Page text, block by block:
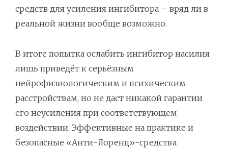
средств для усиления ингибитора – вряд ли в
реальной жизни вообще возможно.
В итоге попытка ослабить ингибитор насилия
лишь приведёт к серьёзным
нейрофизиологическим и психическим
расстройствам, но не даст никакой гарантии
его неусиления при соответствующем
воздействии. Эффективные на практике и
безопасные «Анти-Лоренц»-средства